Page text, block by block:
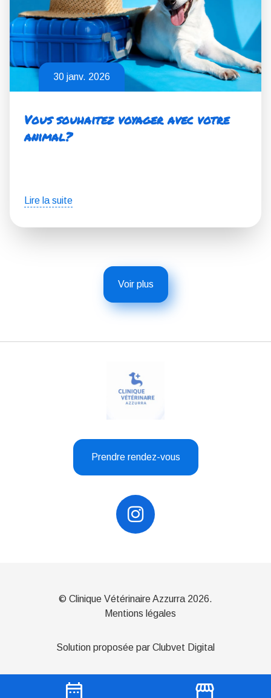
30 janv. 2026
Vous souhaitez voyager avec votre
animal?
Lire la suite
Voir plus
date_range storefront
Prendre rendez-vous
© Clinique Vétérinaire Azzurra 2026.
Mentions légales
Solution proposée par Clubvet Digital